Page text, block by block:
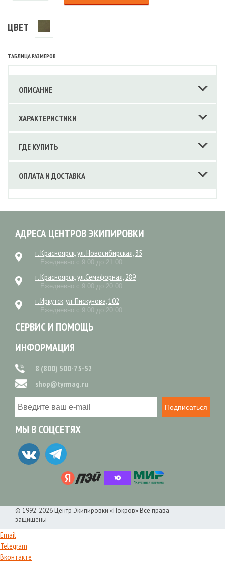
ЦВЕТ
ТАБЛИЦА РАЗМЕРОВ
ОПИСАНИЕ
ХАРАКТЕРИСТИКИ
ГДЕ КУПИТЬ
ОПЛАТА И ДОСТАВКА
АДРЕСА ЦЕНТРОВ ЭКИПИРОВКИ
г. Красноярск, ул. Новосибирская, 35
Ежедневно с 9.00 до 21.00
г. Красноярск, ул.Семафорная, 289
Ежедневно с 9.00 до 20.00
г. Иркутск, ул. Пискунова, 102
Ежедневно с 9.00 до 20.00
СЕРВИС И ПОМОЩЬ
ИНФОРМАЦИЯ
8 (800) 500-75-52
shop@tyrmag.ru
Подписаться
МЫ В СОЦСЕТЯХ
© 1992-2026 Центр Экипировки «Покров» Все права
защищены
Email
Telegram
Вконтакте